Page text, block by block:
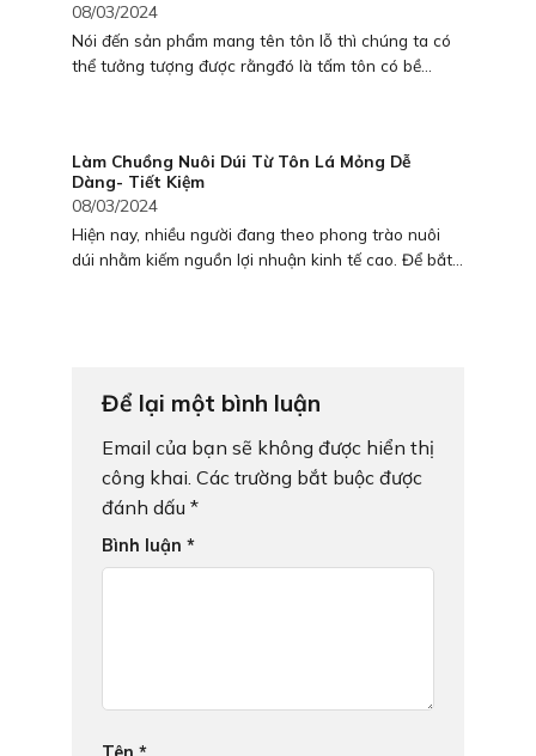
08/03/2024
Nói đến sản phẩm mang tên tôn lỗ thì chúng ta có
thể tưởng tượng được rằngđó là tấm tôn có bề...
Làm Chuồng Nuôi Dúi Từ Tôn Lá Mỏng Dễ
Dàng- Tiết Kiệm
08/03/2024
Hiện nay, nhiều người đang theo phong trào nuôi
dúi nhằm kiếm nguồn lợi nhuận kinh tế cao. Để bắt...
Để lại một bình luận
Email của bạn sẽ không được hiển thị
công khai. Các trường bắt buộc được
đánh dấu *
Bình luận *